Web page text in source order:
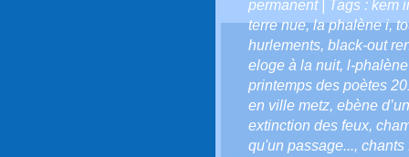
permanent| Tags : kem ii
terre nue,la phalène i,
hurlements, black-out
eloge à la nuit, l-
printemps des poètes
en ville metz, ebène
extinction des feux,
qu'un passage..., chants